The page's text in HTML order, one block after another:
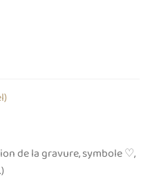
de la gravure, symbole ♡,